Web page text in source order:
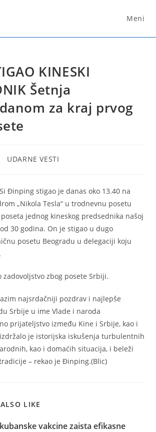
Meni
KINESKI
Šetnja
za kraj prvog
Post
UDARNE VESTI
Đinping stigao je danas oko 13.40 na
„Nikola Tesla“ u trodnevnu posetu
jednog kineskog predsednika našoj
30 godina. On je stigao u dugo
posetu Beogradu u delegaciji koju
zbog posete Srbiji.
najsrdačniji pozdrav i najlepše
Srbije u ime Vlade i naroda
prijateljstvo između Kine i Srbije, kao i
je istorijska iskušenja turbulentnih
kao i domaćih situacija, i beleži
– rekao je Đinping.(Blic)
LIKE
vakcine zaista efikasne